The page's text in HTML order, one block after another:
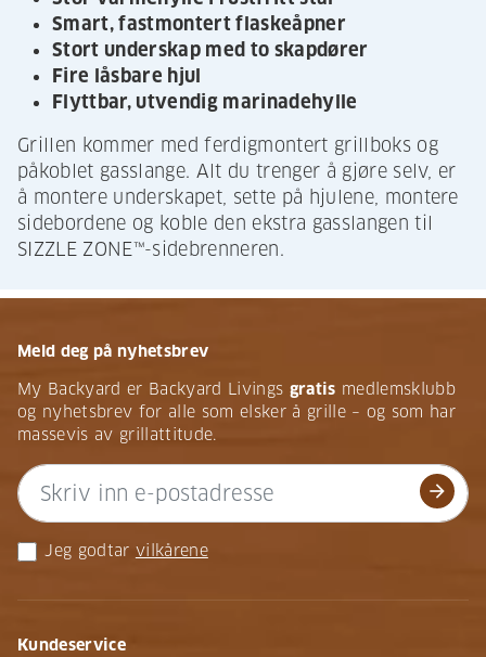
Smart, fastmontert flaskeåpner
Stort underskap med to skapdører
Fire låsbare hjul
Flyttbar, utvendig marinadehylle
Grillen kommer med ferdigmontert grillboks og
påkoblet gasslange. Alt du trenger å gjøre selv, er
å montere underskapet, sette på hjulene, montere
sidebordene og koble den ekstra gasslangen til
SIZZLE ZONE™-sidebrenneren.
Meld deg på nyhetsbrev
My Backyard er Backyard Livings gratis medlemsklubb
og nyhetsbrev for alle som elsker å grille – og som har
massevis av grillattitude.
arrow_forward
Jeg godtar vilkårene
Kundeservice